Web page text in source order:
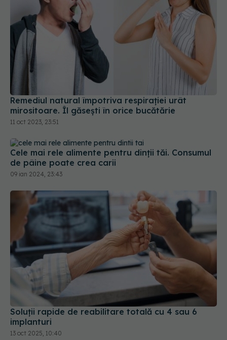
Remediul natural împotriva respirației urât
mirositoare. Îl găsești în orice bucătărie
11 oct 2023, 23:51
Cele mai rele alimente pentru dinții tăi. Consumul
de pâine poate crea carii
09 ian 2024, 23:43
Soluții rapide de reabilitare totală cu 4 sau 6
implanturi
13 oct 2025, 10:40